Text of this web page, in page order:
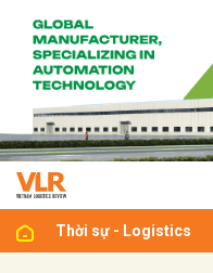
Thời sự - Logistics
luận